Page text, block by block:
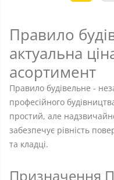
Правило
актуальна
асортимент
Правило будівельне -
професійного
простий, але
забезпечує рівність
та кладці.
Призначення